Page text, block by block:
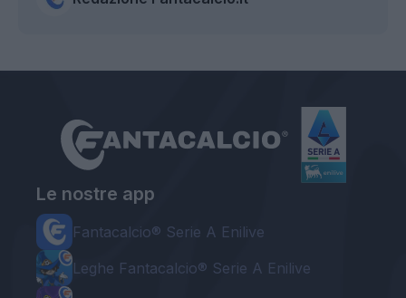
Le nostre app
Fantacalcio® Serie A Enilive
Leghe Fantacalcio® Serie A Enilive